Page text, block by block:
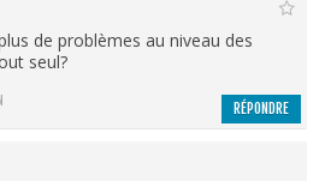
de problèmes au niveau des
seul?
RÉPONDRE